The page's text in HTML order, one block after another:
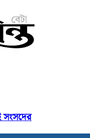
সংসদের